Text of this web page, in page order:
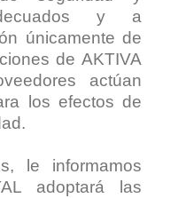
y a
únicamente de
de AKTIVA
actúan
los efectos de
le informamos
adoptará las